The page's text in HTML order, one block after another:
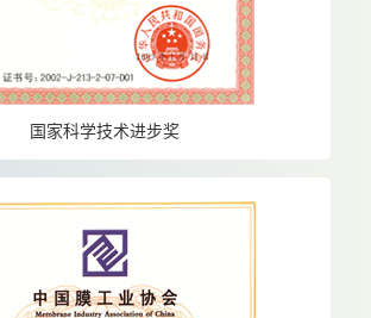
国家科学技术进步奖